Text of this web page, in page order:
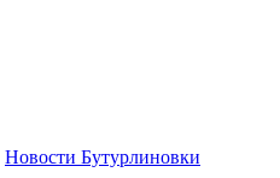
Новости Бутурлиновки